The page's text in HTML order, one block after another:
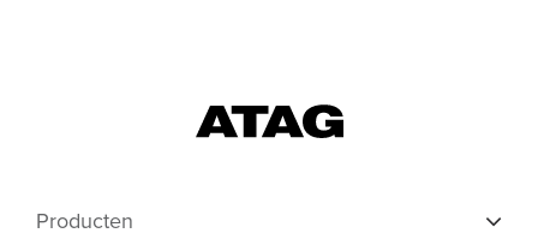
Producten